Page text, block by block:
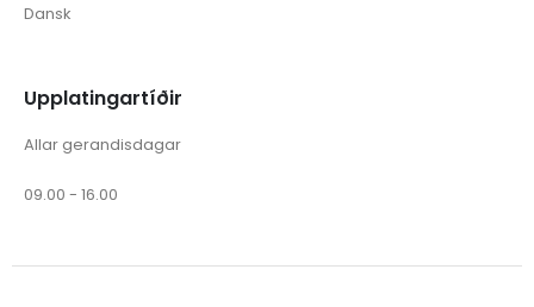
Dansk
Upplatingartíðir
Allar gerandisdagar
09.00 - 16.00